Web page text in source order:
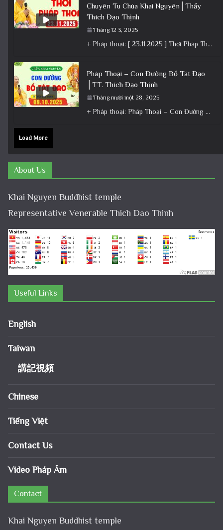
Chuyên Tu Chùa Khai Nguyên│Thầy
Thích Đạo Thịnh
Tháng 12 3, 2025
+ Pháp thoại: [ 23.11.2025 ] Thời Pháp Thoại – Khóa Chuyên Tu Chùa Khai Nguyên│Thầy Thích Đạo Thịnh +
Pháp Thoại – Con Đường Bồ Tát Đạo
│TT. Thích Đạo Thịnh
Tháng mười một 28, 2025
+ Pháp thoại: Pháp Thoại – Con Đường Bồ Tát Đạo │TT. Thích Đạo Thịnh + Album: Pháp Thoại +
Load More
About Us
Khai Nguyen Buddhist temple
Representative Venerable Thich Dao Thinh
Useful Links
English
Taiwan
講記視頻
Chinese
Tiếng Việt
Contact Us
Video Pháp Âm
Contact
Khai Nguyen Buddhist temple